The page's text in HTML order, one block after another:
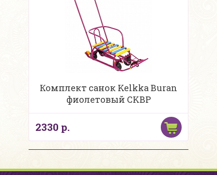
Комплект санок Kelkka Buran
фиолетовый CKBP
2330 р.